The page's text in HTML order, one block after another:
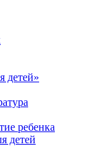
детей»
ребенка
детей